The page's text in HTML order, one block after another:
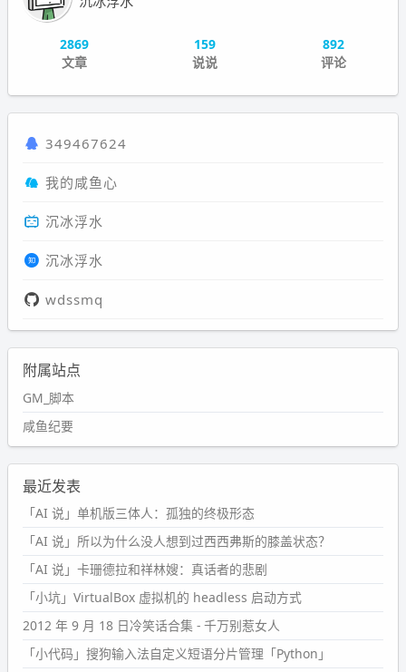
2869
文章
159
说说
892
评论
349467624
我的咸鱼心
沉冰浮水
沉冰浮水
wdssmq
附属站点
GM_脚本
咸鱼纪要
最近发表
「AI 说」单机版三体人：孤独的终极形态
「AI 说」所以为什么没人想到过西西弗斯的膝盖状态？
「AI 说」卡珊德拉和祥林嫂：真话者的悲剧
「小坑」VirtualBox 虚拟机的 headless 启动方式
2012 年 9 月 18 日冷笑话合集 - 千万别惹女人
「小代码」搜狗输入法自定义短语分片管理「Python」